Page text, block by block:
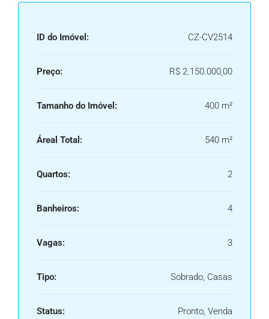
ID do Imóvel: CZ-CV2514
Preço: R$ 2.150.000,00
Tamanho do Imóvel: 400 m²
Áreal Total: 540 m²
Quartos: 2
Banheiros: 4
Vagas: 3
Tipo: Sobrado, Casas
Status: Pronto, Venda